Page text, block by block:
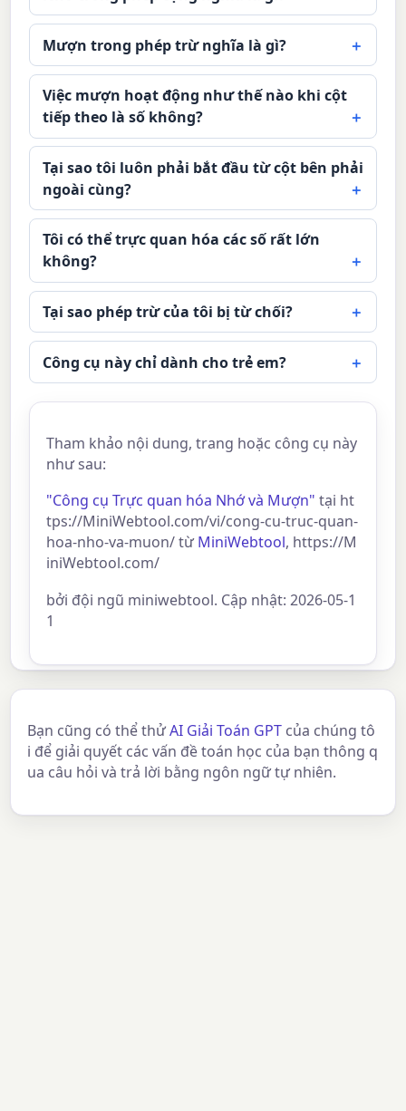
Mượn trong phép trừ nghĩa là gì?
Việc mượn hoạt động như thế nào khi cột
tiếp theo là số không?
Tại sao tôi luôn phải bắt đầu từ cột bên phải
ngoài cùng?
Tôi có thể trực quan hóa các số rất lớn
không?
Tại sao phép trừ của tôi bị từ chối?
Công cụ này chỉ dành cho trẻ em?
Tham khảo nội dung, trang hoặc công cụ này
như sau:
"Công cụ Trực quan hóa Nhớ và Mượn" tại ht
tps://MiniWebtool.com/vi/cong-cu-truc-quan-
hoa-nho-va-muon/ từMiniWebtool, https://M
iniWebtool.com/
bởi đội ngũ miniwebtool. Cập nhật: 2026-05-1
1
Bạn cũng có thể thửAI Giải Toán GPT của chúng tô
i để giải quyết các vấn đề toán học của bạn thông q
ua câu hỏi và trả lời bằng ngôn ngữ tự nhiên.